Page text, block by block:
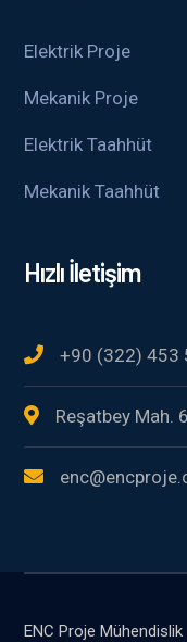
Elektrik Proje
Mekanik Proje
Elektrik Taahhüt
Mekanik Taahhüt
Hızlı İletişim
+90 (322) 453
Reşatbey Mah.
ENC Proje